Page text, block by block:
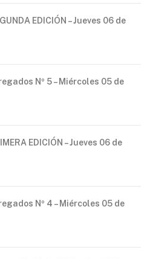
EDICIÓN – Jueves 06 de
Nº 5 – Miércoles 05 de
EDICIÓN – Jueves 06 de
Nº 4 – Miércoles 05 de